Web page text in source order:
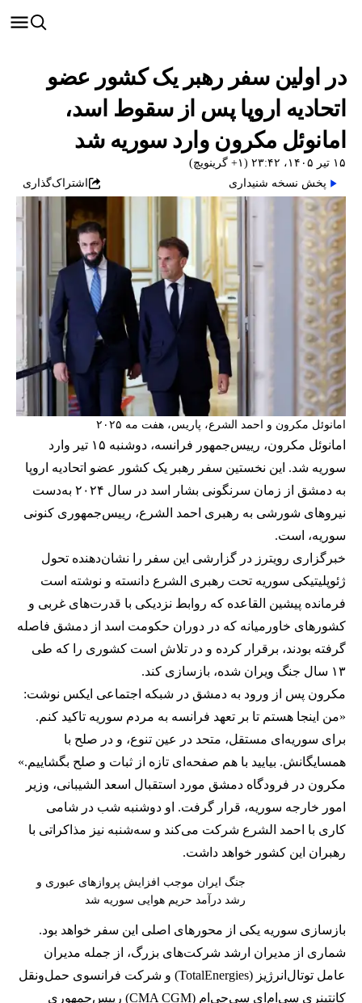
در اولین سفر رهبر یک کشور عضو
اتحادیه اروپا پس از سقوط اسد،
امانوئل مکرون وارد سوریه شد
۱۵ تیر ۱۴۰۵، ۲۳:۴۲ (‎+۱ گرینویچ)
پخش نسخه شنیداری
اشتراک‌گذاری
امانوئل مکرون و احمد الشرع، پاریس، هفت مه ۲۰۲۵
امانوئل مکرون، رییس‌جمهور فرانسه، دوشنبه ۱۵ تیر وارد
سوریه شد. این نخستین سفر رهبر یک کشور عضو اتحادیه اروپا
به دمشق از زمان سرنگونی بشار اسد در سال ۲۰۲۴ به‌دست
نیروهای شورشی به رهبری احمد الشرع، رییس‌جمهوری کنونی
سوریه، است.
خبرگزاری رویترز در گزارشی این سفر را نشان‌دهنده تحول
ژئوپلیتیکی سوریه تحت رهبری الشرع دانسته و نوشته است
فرمانده پیشین القاعده که روابط نزدیکی با قدرت‌های غربی و
کشورهای خاورمیانه که در دوران حکومت اسد از دمشق فاصله
گرفته بودند، برقرار کرده و در تلاش است کشوری را که طی
۱۳ سال جنگ ویران شده، بازسازی کند.
مکرون پس از ورود به دمشق در شبکه اجتماعی ایکس نوشت:
«من اینجا هستم تا بر تعهد فرانسه به مردم سوریه تاکید کنم.
برای سوریه‌ای مستقل، متحد در عین تنوع، و در صلح با
همسایگانش. بیایید با هم صفحه‌ای تازه از ثبات و صلح بگشاییم.»
مکرون در فرودگاه دمشق مورد استقبال اسعد الشیبانی، وزیر
امور خارجه سوریه، قرار گرفت. او دوشنبه شب در شامی
کاری با احمد الشرع شرکت می‌کند و سه‌شنبه نیز مذاکراتی با
رهبران این کشور خواهد داشت.
جنگ ایران موجب افزایش پروازهای عبوری و
رشد درآمد حریم هوایی سوریه شد
بازسازی سوریه یکی از محورهای اصلی این سفر خواهد بود.
شماری از مدیران ارشد شرکت‌های بزرگ، از جمله مدیران
عامل توتال‌انرژیز (TotalEnergies) و شرکت فرانسوی حمل‌ونقل
کانتینری سی‌ام‌ای سی‌جی‌ام (CMA CGM) رییس‌جمهوری